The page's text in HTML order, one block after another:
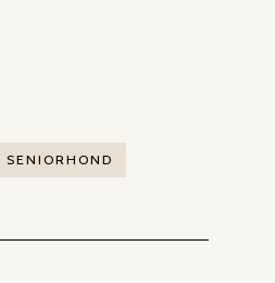
SENIORHOND